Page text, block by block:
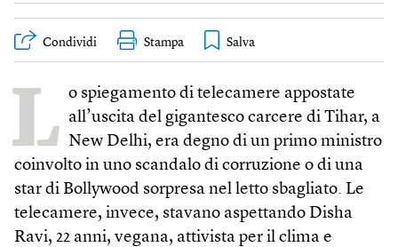
Condividi Stampa
L o spiegamento di telecamere appostate
all’uscita del gigantesco carcere di Tihar, a
New Delhi, era degno di un primo ministro
coinvolto in uno scandalo di corruzione o di una
star di Bollywood sorpresa nel letto sbagliato. Le
telecamere, invece, stavano aspettando Disha
Ravi, 22 anni, vegana, attivista per il clima e